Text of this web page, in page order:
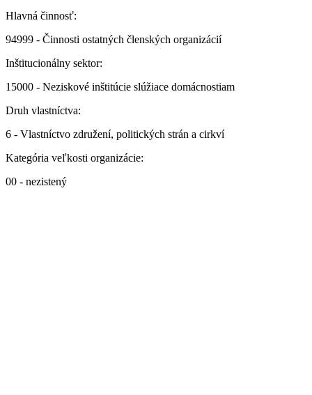
Hlavná činnosť:
94999 - Činnosti ostatných členských organizácií
Inštitucionálny sektor:
15000 - Neziskové inštitúcie slúžiace domácnostiam
Druh vlastníctva:
6 - Vlastníctvo združení, politických strán a cirkví
Kategória veľkosti organizácie:
00 - nezistený